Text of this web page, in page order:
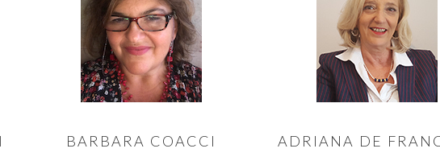
BARBARA COACCI ADRIANA DE